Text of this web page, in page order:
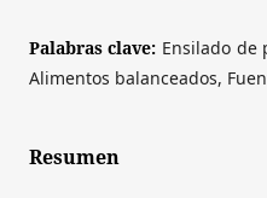
Palabras clave: Ensilado de
Alimentos balanceados,
Resumen